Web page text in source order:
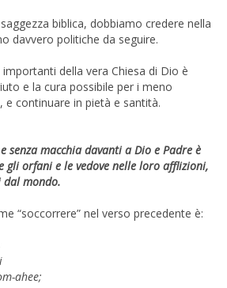
biblica, dobbiamo credere nella
davvero politiche da seguire.
della vera Chiesa di Dio è
e la cura possibile per i meno
continuare in pietà e santità.
senza macchia davanti a Dio e Padre è
gli orfani e le vedove nelle loro afflizioni,
dal mondo.
“soccorrere” nel verso precedente è:
ahee;